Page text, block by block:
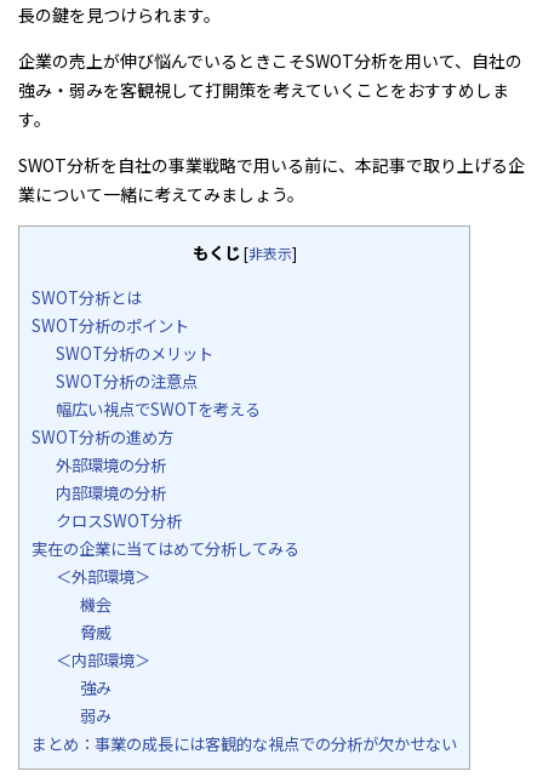
長の鍵を見つけられます。
企業の売上が伸び悩んでいるときこそSWOT分析を用いて、自社の
強み・弱みを客観視して打開策を考えていくことをおすすめしま
す。
SWOT分析を自社の事業戦略で用いる前に、本記事で取り上げる企
業について一緒に考えてみましょう。
もくじ [非表示]
SWOT分析とは
SWOT分析のポイント
SWOT分析のメリット
SWOT分析の注意点
幅広い視点でSWOTを考える
SWOT分析の進め方
外部環境の分析
内部環境の分析
クロスSWOT分析
実在の企業に当てはめて分析してみる
＜外部環境＞
機会
脅威
＜内部環境＞
強み
弱み
まとめ：事業の成長には客観的な視点での分析が欠かせない